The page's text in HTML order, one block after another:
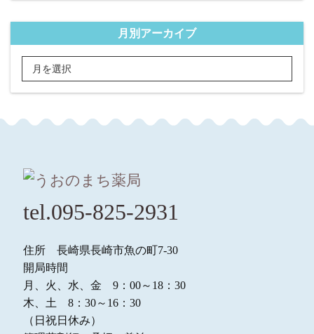
月別アーカイブ
tel.095-825-2931
住所 長崎県長崎市魚の町7-30
開局時間
月、火、水、金 9：00～18：30
木、土 8：30～16：30
（日祝日休み）